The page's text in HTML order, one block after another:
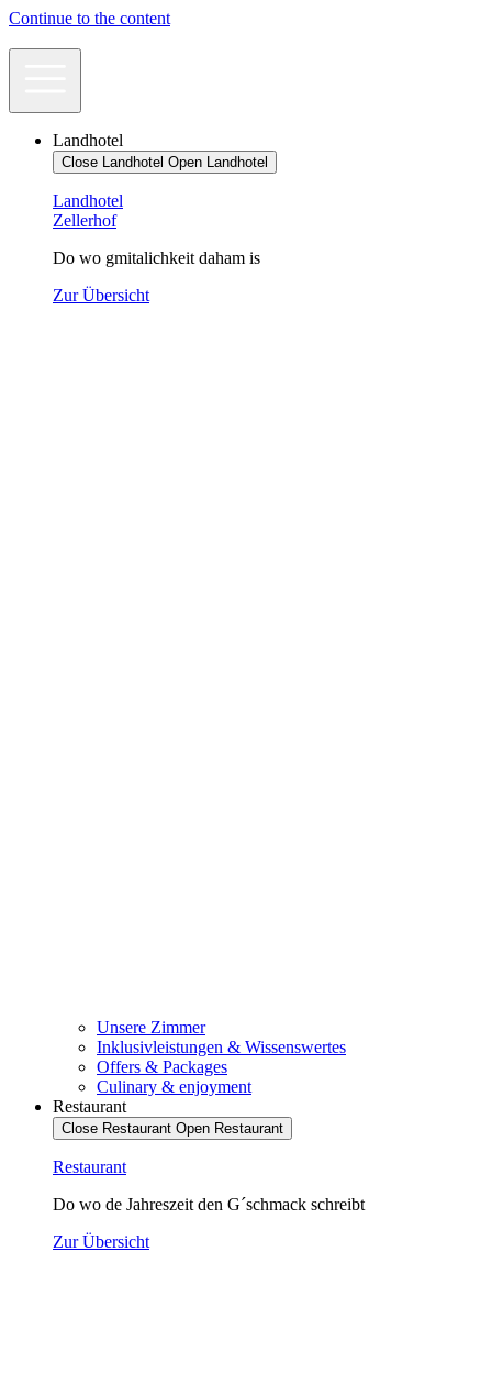
Continue to the content
Landhotel
Close Landhotel Open Landhotel
Landhotel
Zellerhof
Do wo gmitalichkeit daham is
Zur Übersicht
Unsere Zimmer
Inklusivleistungen & Wissenswertes
Offers & Packages
Culinary & enjoyment
Restaurant
Close Restaurant Open Restaurant
Restaurant
Do wo de Jahreszeit den G´schmack schreibt
Zur Übersicht